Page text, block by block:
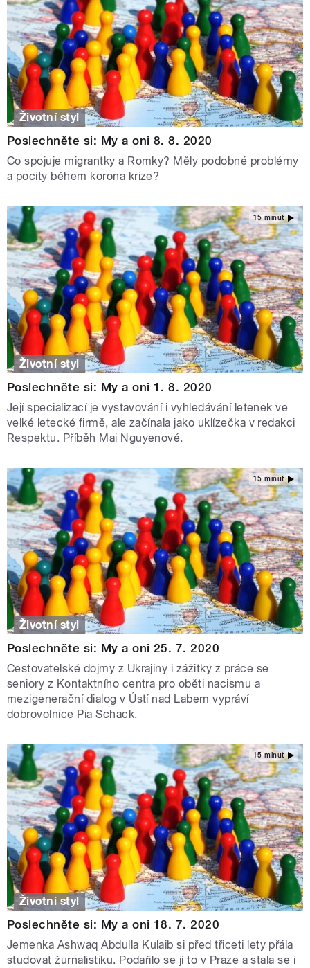
Životní styl
Poslechněte si: My a oni 8. 8. 2020
Co spojuje migrantky a Romky? Měly podobné problémy
a pocity během korona krize?
15 minut
Životní styl
Poslechněte si: My a oni 1. 8. 2020
Její specializací je vystavování i vyhledávání letenek ve
velké letecké firmě, ale začínala jako uklízečka v redakci
Respektu. Příběh Mai Nguyenové.
15 minut
Životní styl
Poslechněte si: My a oni 25. 7. 2020
Cestovatelské dojmy z Ukrajiny i zážitky z práce se
seniory z Kontaktního centra pro oběti nacismu a
mezigenerační dialog v Ústí nad Labem vypráví
dobrovolnice Pia Schack.
15 minut
Životní styl
Poslechněte si: My a oni 18. 7. 2020
Jemenka Ashwaq Abdulla Kulaib si před třiceti lety přála
studovat žurnalistiku. Podařilo se jí to v Praze a stala se i